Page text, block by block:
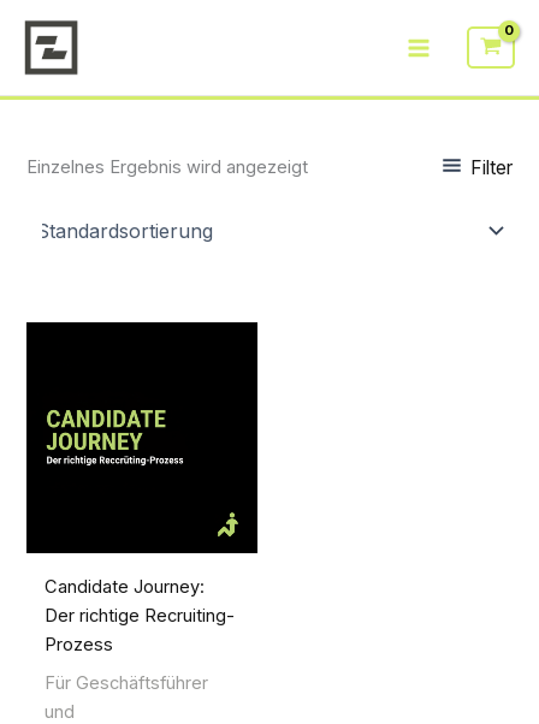
Inhalt
springen
Einzelnes Ergebnis wird angezeigt Filter
Candidate Journey:
Der richtige Recruiting-
Prozess
Für Geschäftsführer
und